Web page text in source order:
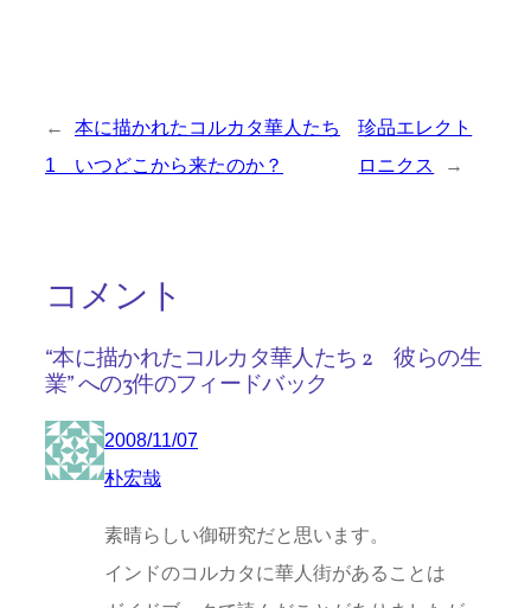
←
本に描かれたコルカタ華人たち
1 いつどこから来たのか？
珍品エレクト
ロニクス
→
コメント
“本に描かれたコルカタ華人たち 2 彼らの生
業” への3件のフィードバック
2008/11/07
朴宏哉
素晴らしい御研究だと思います。
インドのコルカタに華人街があることは